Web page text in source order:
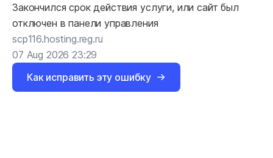
Закончился срок действия услуги, или сайт был
отключен в панели управления
scp116.hosting.reg.ru
07 Aug 2026 23:29
Как исправить эту ошибку